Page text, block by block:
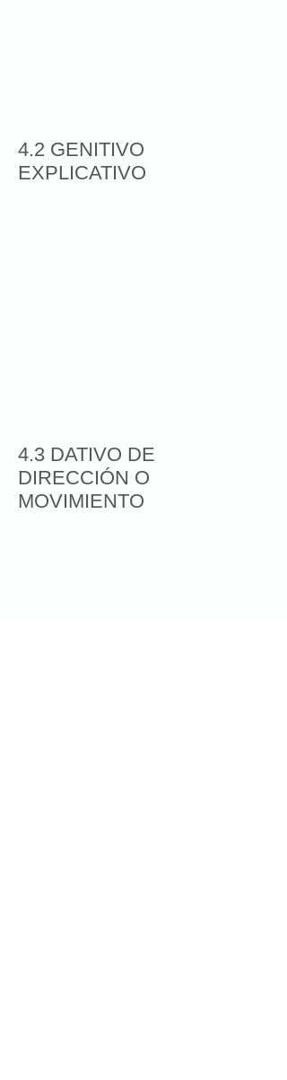
4.2 GENITIVO
EXPLICATIVO
4.3 DATIVO DE
DIRECCIÓN O
MOVIMIENTO